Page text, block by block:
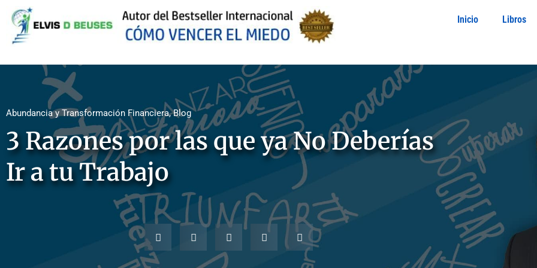
Inicio Libros
Abundancia y Transformación Financiera,Blog
3 Razones por las que ya No Deberías
Ir a tu Trabajo